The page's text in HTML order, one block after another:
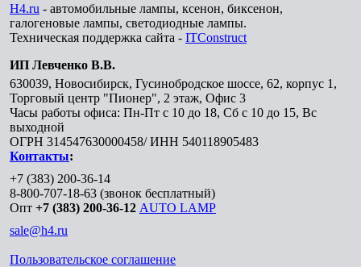
H4.ru - автомобильные лампы, ксенон, биксенон,
галогеновые лампы, светодиодные лампы.
Техническая поддержка сайта - ITConstruct
ИП Левченко В.В.
630039, Новосибирск, Гусинобродское шоссе, 62, корпус 1,
Торговый центр "Пионер", 2 этаж, Офис 3
Часы работы офиса: Пн-Пт с 10 до 18, Сб с 10 до 15, Вс
выходной
ОГРН 314547630000458/ ИНН 540118905483
Контакты:
+7 (383) 200-36-14
8-800-707-18-63 (звонок бесплатный)
Опт +7 (383) 200-36-12 AUTO LAMP
sale@h4.ru
Пользовательское соглашение